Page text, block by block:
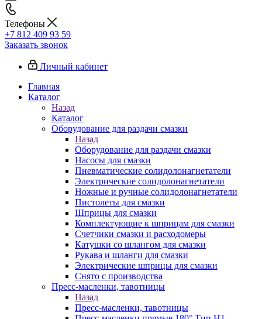
Телефоны
+7 812 409 93 59
Заказать звонок
Личный кабинет
Главная
Каталог
Назад
Каталог
Оборудование для раздачи смазки
Назад
Оборудование для раздачи смазки
Насосы для смазки
Пневматические солидолонагнетатели
Электрические солидолонагнетатели
Ножные и ручные солидолонагнетатели
Пистолеты для смазки
Шприцы для смазки
Комплектующие к шприцам для смазки
Счетчики смазки и расходомеры
Катушки со шлангом для смазки
Рукава и шланги для смазки
Электрические шприцы для смазки
Снято с производства
Пресс-масленки, тавотницы
Назад
Пресс-масленки, тавотницы